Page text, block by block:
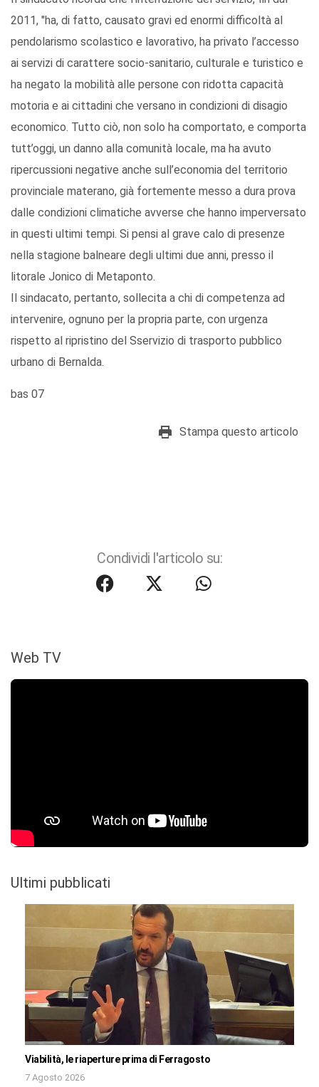
2011, "ha, di fatto, causato gravi ed enormi difficoltà al
pendolarismo scolastico e lavorativo, ha privato l’accesso
ai servizi di carattere socio-sanitario, culturale e turistico e
ha negato la mobilità alle persone con ridotta capacità
motoria e ai cittadini che versano in condizioni di disagio
economico. Tutto ciò, non solo ha comportato, e comporta
tutt’oggi, un danno alla comunità locale, ma ha avuto
ripercussioni negative anche sull’economia del territorio
provinciale materano, già fortemente messo a dura prova
dalle condizioni climatiche avverse che hanno imperversato
in questi ultimi tempi. Si pensi al grave calo di presenze
nella stagione balneare degli ultimi due anni, presso il
litorale Jonico di Metaponto.
Il sindacato, pertanto, sollecita a chi di competenza ad
intervenire, ognuno per la propria parte, con urgenza
rispetto al ripristino del Sservizio di trasporto pubblico
urbano di Bernalda.
bas 07
Stampa questo articolo
Condividi l'articolo su:
Web TV
Ultimi pubblicati
Viabilità, le riaperture prima di Ferragosto
7 Agosto 2026